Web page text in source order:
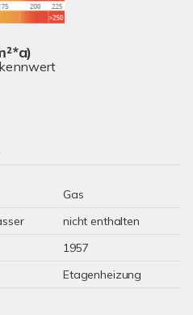
Gas
nicht enthalten
1957
Etagenheizung